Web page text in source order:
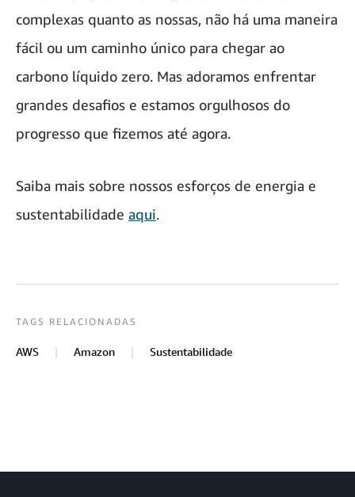
complexas quanto as nossas, não há uma maneira
fácil ou um caminho único para chegar ao
carbono líquido zero. Mas adoramos enfrentar
grandes desafios e estamos orgulhosos do
progresso que fizemos até agora.
Saiba mais sobre nossos esforços de energia e
sustentabilidade aqui.
TAGS RELACIONADAS
AWS Amazon Sustentabilidade